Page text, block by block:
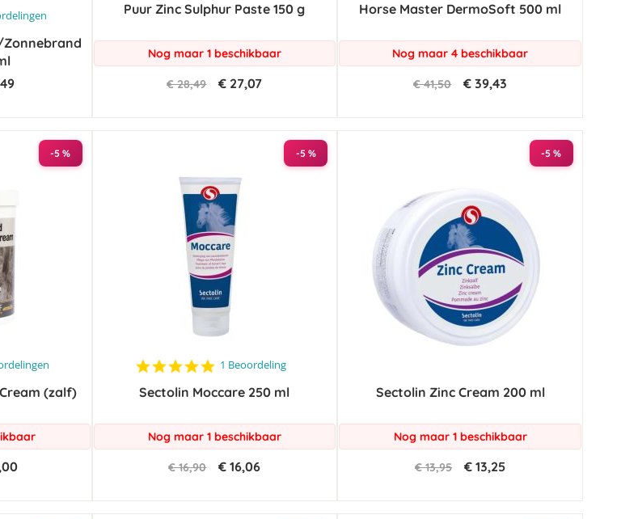
rating
Puur Zinc Sulphur Paste 150 g
Nog maar 1 beschikbaar
€ 28,49 € 27,07
Horse Master DermoSoft 500 ml
Nog maar 4 beschikbaar
€ 41,50 € 39,43
-5 %
(zalf)
-5 %
5.0
rating
1 Beoordeling
Sectolin Moccare 250 ml
Nog maar 1 beschikbaar
€ 16,90 € 16,06
-5 %
Sectolin Zinc Cream 200 ml
Nog maar 1 beschikbaar
€ 13,95 € 13,25